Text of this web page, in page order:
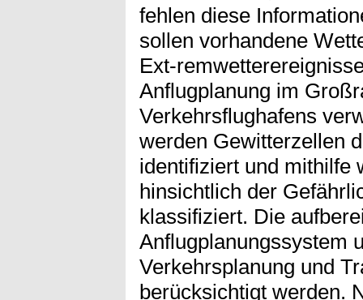
fehlen diese
sollen vorhandene
Ext-
Anflugplanung im
Verkehrsflughafens
werden Gewitterzellen
identifiziert und mithilfe
hinsichtlich der
klassifiziert. Die
Anflugplanungssystem
Verkehrsplanung und
berücksichtigt werden.